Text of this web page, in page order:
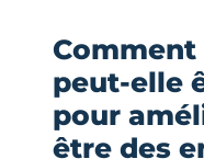
peut-elle
pour
être des